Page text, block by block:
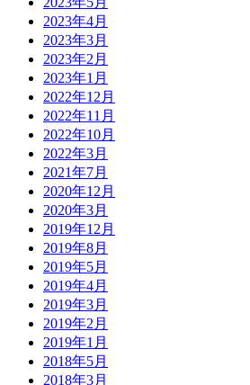
2023年4月
2023年3月
2023年2月
2023年1月
2022年12月
2022年11月
2022年10月
2022年3月
2021年7月
2020年12月
2020年3月
2019年12月
2019年8月
2019年5月
2019年4月
2019年3月
2019年2月
2019年1月
2018年5月
2018年3月